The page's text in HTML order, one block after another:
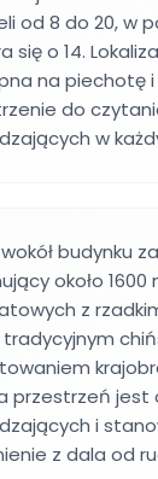
od 8 do 20, w
się o 14.
na piechotę
do
w
budynku
około
z
tradycyjnym
przestrzeń jest
i
z dala od